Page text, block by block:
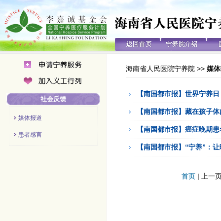
社会反馈
媒体报道
患者感言
海南省人民医院宁养院 >> 媒
【南国都市报】世界宁养
【南国都市报】藏在孩子
【南国都市报】癌症晚期
【南国都市报】“宁养”：
首页 | 上一